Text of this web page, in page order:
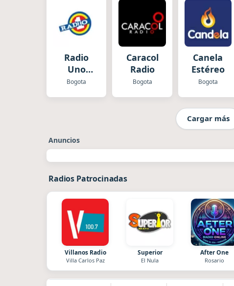
Radio
Uno
Bogota
Bogota
Caracol
Radio
Bogota
Canela
Estéreo
Bogota
Cargar más
Anuncios
Radios Patrocinadas
Villanos Radio
Villa Carlos Paz
Superior
El Nula
After One
Rosario